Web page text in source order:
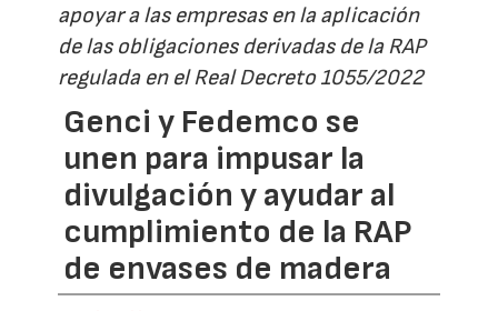
apoyar a las empresas en la aplicación
de las obligaciones derivadas de la RAP
regulada en el Real Decreto 1055/2022
Genci y Fedemco se
unen para impusar la
divulgación y ayudar al
cumplimiento de la RAP
de envases de madera